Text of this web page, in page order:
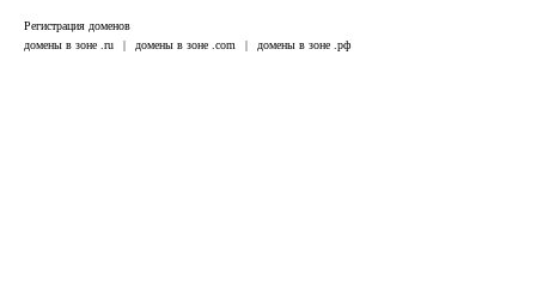
Регистрация доменов
домены в зоне .ru
| домены в зоне .com | домены в зоне .рф